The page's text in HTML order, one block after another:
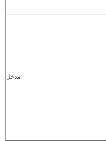
مدخل